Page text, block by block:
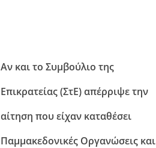
Αν και το Συμβούλιο της
Επικρατείας (ΣτΕ) απέρριψε την
αίτηση που είχαν καταθέσει
Παμμακεδονικές Οργανώσεις και